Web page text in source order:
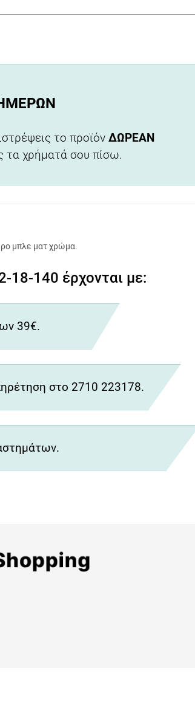
το προϊόν ΔΩΡΕΑΝ
τα χρήματά σου πίσω.
μπλε ματ χρώμα.
18-140 έρχονται με:
39€.
στο 2710 223178.